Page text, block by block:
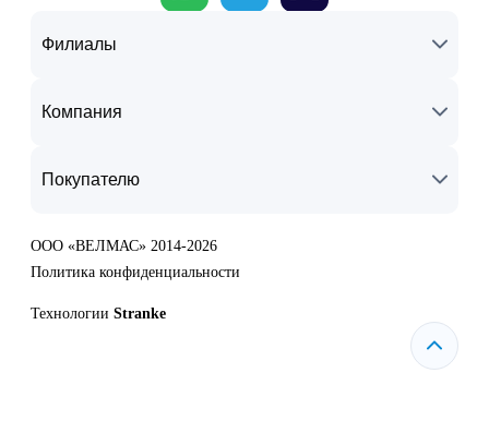
Филиалы
Компания
Покупателю
ООО «ВЕЛМАС» 2014-2026
Политика конфиденциальности
Технологии Stranke